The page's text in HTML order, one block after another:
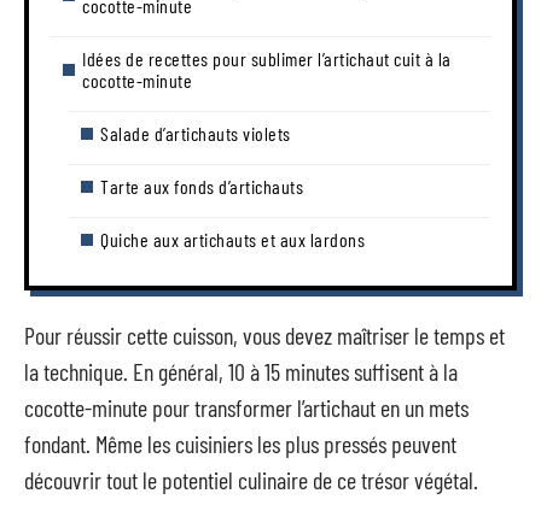
cocotte-minute
Idées de recettes pour sublimer l’artichaut cuit à la
cocotte-minute
Salade d’artichauts violets
Tarte aux fonds d’artichauts
Quiche aux artichauts et aux lardons
Pour réussir cette cuisson, vous devez maîtriser le temps et
la technique. En général, 10 à 15 minutes suffisent à la
cocotte-minute pour transformer l’artichaut en un mets
fondant. Même les cuisiniers les plus pressés peuvent
découvrir tout le potentiel culinaire de ce trésor végétal.